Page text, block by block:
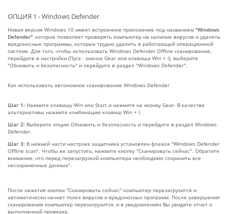
ОПЦИЯ 1 - Windows Defender
Новая версия Windows 10 имеет встроенное приложение под названием "Windows
Defender" , которое позволяет проверять компьютер на наличие вирусов и удалять
вредоносные программы, которые трудно удалить в работающей операционной
системе. Для того, чтобы использовать Windows Defender Offline сканирование,
перейдите в настройки (Пуск - значок Gear или клавиша Win + I), выберите
"Обновить и безопасность" и перейдите в раздел "Windows Defender".
Как использовать автономное сканирование Windows Defender
Шаг 1: Нажмите клавишу Win или Start и нажмите на иконку Gear. В качестве
альтернативы нажмите комбинацию клавиш Win + I.
Шаг 2: Выберите опцию Обновить и безопасность и перейдите в раздел Windows
Defender.
Шаг 3: В нижней части настроек защитника установлен флажок "Windows Defender
Offline scan". Чтобы ее запустить, нажмите кнопку "Сканировать сейчас". Обратите
внимание, что перед перезагрузкой компьютера необходимо сохранить все
несохраненные данные".
После нажатия кнопки "Сканировать сейчас" компьютер перезагрузится и
автоматически начнет поиск вирусов и вредоносных программ. После завершения
сканирования компьютер перезагрузится, и в уведомлениях Вы увидите отчет о
выполненной проверке.